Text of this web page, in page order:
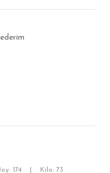
174 Kilo: 73